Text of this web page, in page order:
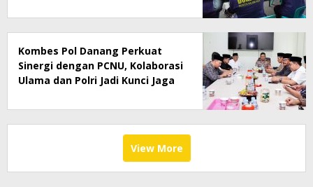
Kombes Pol Danang Perkuat
Sinergi dengan PCNU, Kolaborasi
Ulama dan Polri Jadi Kunci Jaga
View More